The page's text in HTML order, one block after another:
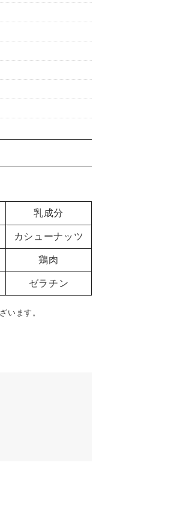
乳成分
カシューナッツ
鶏肉
ゼラチン
います。